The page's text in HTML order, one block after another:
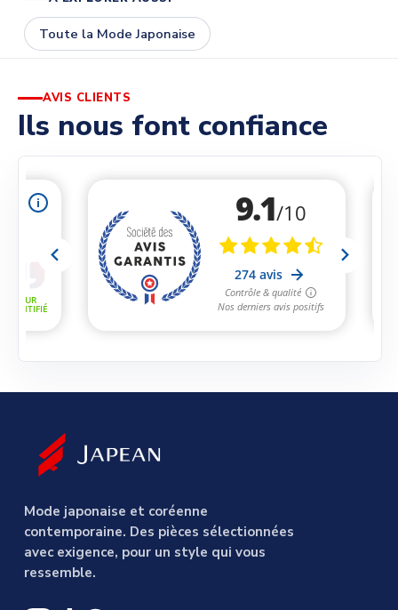
Toute la Mode Japonaise
AVIS CLIENTS
Ils nous font confiance
Mode japonaise et coréenne
contemporaine. Des pièces sélectionnées
avec exigence, pour un style qui vous
ressemble.